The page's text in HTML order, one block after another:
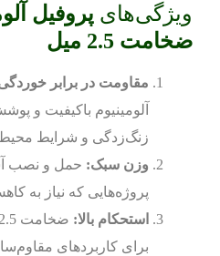
ویژگی‌های
ضخامت 2.5 میل
مقاومت در برابر
آلومینیوم باکیفیت و
زنگ‌زدگی و شرایط
وزن سبک: حمل و نصب
پروژه‌هایی که نیاز به
استحکام بالا:
برای کاربردهای